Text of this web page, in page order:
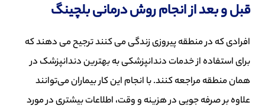
قبل و بعد از انجام روش درمانی بلچینگ
افرادیکه در منطقه پیروزیزندگیمیکنند ترجیحمیدهند که
برایاستفاده از خدمات دندانپزشکیبهبهترین دندانپزشک در
همان منطقه مراجعه کنند.با انجام اینکاربیمارانمی‌توانند
علاوه بر صرفه جوییدر هزینه و وقت، اطلاعات بیشتریدر مورد